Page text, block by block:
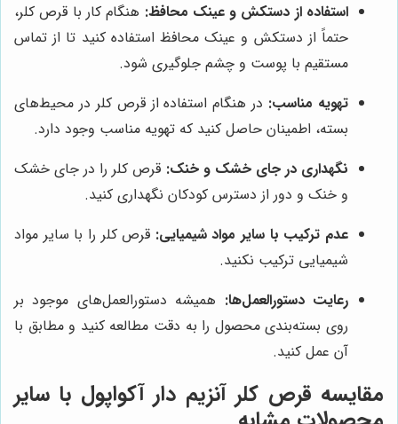
استفاده از دستکش و عینک محافظ: هنگام کار با قرص کلر،
حتماً از دستکش و عینک محافظ استفاده کنید تا از تماس
مستقیم با پوست و چشم جلوگیری شود.
تهویه مناسب: در هنگام استفاده از قرص کلر در محیط‌های
بسته، اطمینان حاصل کنید که تهویه مناسب وجود دارد.
نگهداری در جای خشک و خنک: قرص کلر را در جای خشک
و خنک و دور از دسترس کودکان نگهداری کنید.
عدم ترکیب با سایر مواد شیمیایی: قرص کلر را با سایر مواد
شیمیایی ترکیب نکنید.
رعایت دستورالعمل‌ها: همیشه دستورالعمل‌های موجود بر
روی بسته‌بندی محصول را به دقت مطالعه کنید و مطابق با
آن عمل کنید.
مقایسه قرص کلر آنزیم دار آکواپول با سایر